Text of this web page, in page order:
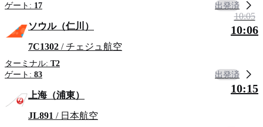
ゲート: 17 出発済
ソウル（仁川）
7C1302 / チェジュ航空
ターミナル: T2
ゲート: 83
10:05
10:06
出発済
上海（浦東）
JL891 / 日本航空
10:15